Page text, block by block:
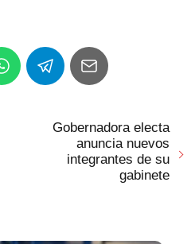
Gobernadora electa
anuncia nuevos
integrantes de su
gabinete